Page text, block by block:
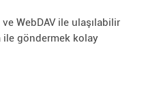
WebDAV ile ulaşılabilir
ile göndermek kolay